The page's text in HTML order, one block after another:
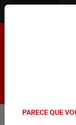
FACILITA
PARECE QUE